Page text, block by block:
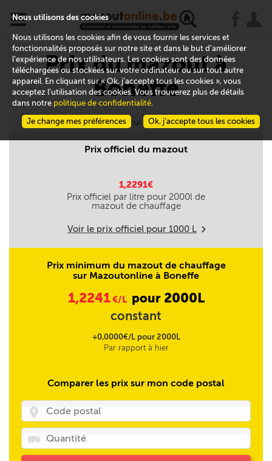
x
Prix du mazout à
Boneffe
Aujourd'hui le 08/08
Prix officiel du mazout
1,2291€
Prix officiel par litre pour 2000l de
mazout de chauffage
Voir le prix officiel pour 1000 L m
Prix minimum du mazout de chauffage
sur Mazoutonline à Boneffe
1,2241€/L pour 2000L
constant
+0,0000€/L pour 2000L
Par rapport à hier
Comparer les prix sur mon code postal
Nous utilisons des cookies
Nous utilisons les cookies afin de vous fournir les services et
fonctionnalités proposés sur notre site et dans le but d’améliorer
l’expérience de nos utilisateurs. Les cookies sont des données
téléchargées ou stockées sur votre ordinateur ou sur tout autre
appareil. En cliquant sur « Ok, j’accepte tous les cookies », vous
acceptez l’utilisation des cookies. Vous trouverez plus de détails
dans notre politique de confidentialité.
Ok, j’accepte tous les cookies
Je change mes préférences